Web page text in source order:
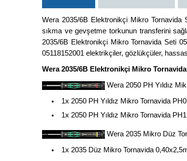
Wera 2035/6B Elektronikçi Mikro
sıkma ve gevşetme torkunun transferini
2035/6B Elektronikçi Mikro Tornavida Seti
05118152001 elektrikçiler, gözlükçüler,
Wera 2035/6B Elektronikçi Mikro
Wera 2050 PH Yıldız
1x 2050 PH Yıldız Mikro Tornavida
1x 2050 PH Yıldız Mikro Tornavida
Wera 2035 Mikro Düz
1x 2035 Düz Mikro Tornavida